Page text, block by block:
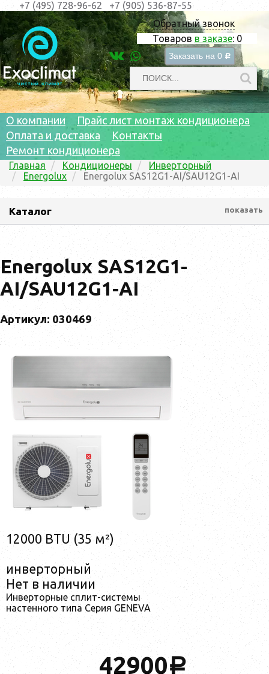
Обратный звонок
Товаров в заказе: 0
Заказать на 0 c
+7 (495) 728-96-62 +7 (905) 536-87-55
О компании
Прайс лист монтаж кондиционера
Оплата и доставка
Контакты
Ремонт кондиционера
Главная Кондиционеры
Инверторный
Energolux
Energolux SAS12G1-AI/SAU12G1-AI
Каталог показать
Energolux SAS12G1-
AI/SAU12G1-AI
Артикул: 030469
12000 BTU (35 м²)
инверторный
Нет в наличии
Инверторные сплит-системы
настенного типа Серия GENEVA
42900a